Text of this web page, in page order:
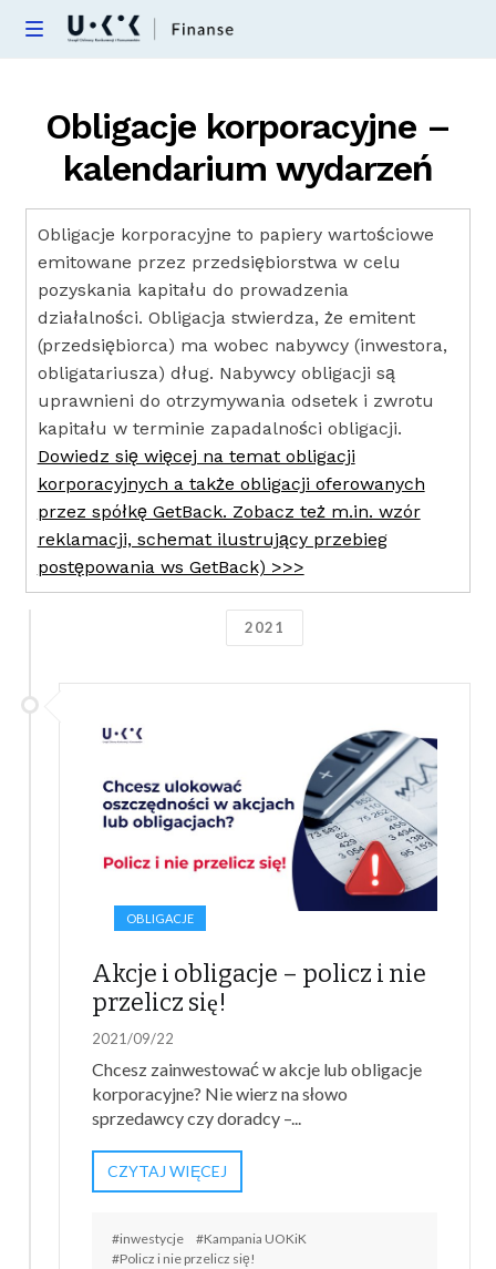
Skip
Skip
M
Kredyty hipoteczne
Obligacje
Inwestycje alternatywne
FAQ
Obligacje korporacyjne –
kalendarium wydarzeń
Obligacje korporacyjne to papiery wartościowe
emitowane przez przedsiębiorstwa w celu
pozyskania kapitału do prowadzenia
działalności. Obligacja stwierdza, że emitent
(przedsiębiorca) ma wobec nabywcy (inwestora,
obligatariusza) dług. Nabywcy obligacji są
uprawnieni do otrzymywania odsetek i zwrotu
kapitału w terminie zapadalności obligacji.
Dowiedz się więcej na temat obligacji
korporacyjnych a także obligacji oferowanych
przez spółkę GetBack. Zobacz też m.in. wzór
reklamacji, schemat ilustrujący przebieg
postępowania ws GetBack) >>>
2021
OBLIGACJE
Akcje i obligacje – policz i nie
przelicz się!
2021/09/22
Chcesz zainwestować w akcje lub obligacje
korporacyjne? Nie wierz na słowo
sprzedawcy czy doradcy –...
CZYTAJ WIĘCEJ
#inwestycje
#Kampania UOKiK
#Policz i nie przelicz się!